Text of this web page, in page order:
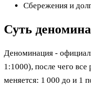
Сбережения и
Суть
Деноминация -
1:1000), после чего
меняется: 1 000 до и 1